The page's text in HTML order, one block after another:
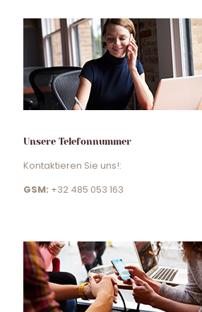
Unsere Telefonnummer
Kontaktieren Sie uns!:
GSM: +32 485 053 163